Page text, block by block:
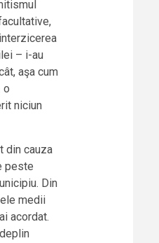
– i-au
aşa cum
o
niciun
din cauza
peste
Din
medii
acordat.